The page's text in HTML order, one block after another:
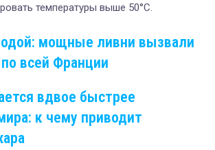
температуры выше 50°C.
мощные ливни вызвали
всей Франции
вдвое быстрее
к чему приводит